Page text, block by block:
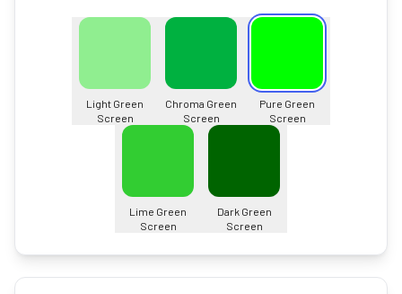
Light Green
Screen
Chroma Green
Screen
Pure Green
Screen
Lime Green
Screen
Dark Green
Screen